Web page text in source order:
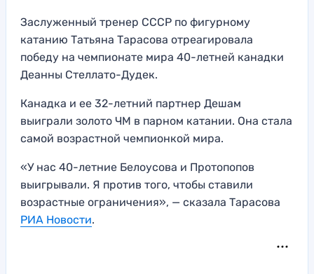
Заслуженный тренер СССР по фигурному
катанию Татьяна Тарасова отреагировала
победу на чемпионате мира 40-летней канадки
Деанны Стеллато-Дудек.
Канадка и ее 32-летний партнер Дешам
выиграли золото ЧМ в парном катании. Она стала
самой возрастной чемпионкой мира.
«У нас 40-летние Белоусова и Протопопов
выигрывали. Я против того, чтобы ставили
возрастные ограничения», — сказала Тарасова
РИА Новости.